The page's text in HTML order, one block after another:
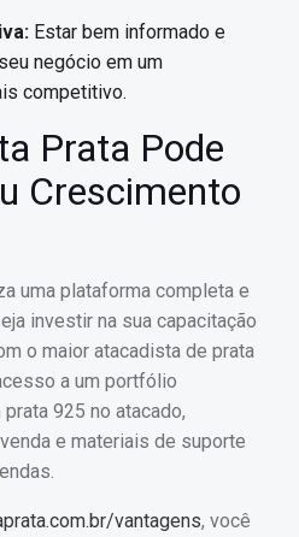
Estar bem informado e
negócio em um
competitivo.
Prata Pode
Crescimento
uma plataforma completa e
investir na sua capacitação
o maior atacadista de prata
a um portfólio
925 no atacado,
e materiais de suporte
vantagens, você